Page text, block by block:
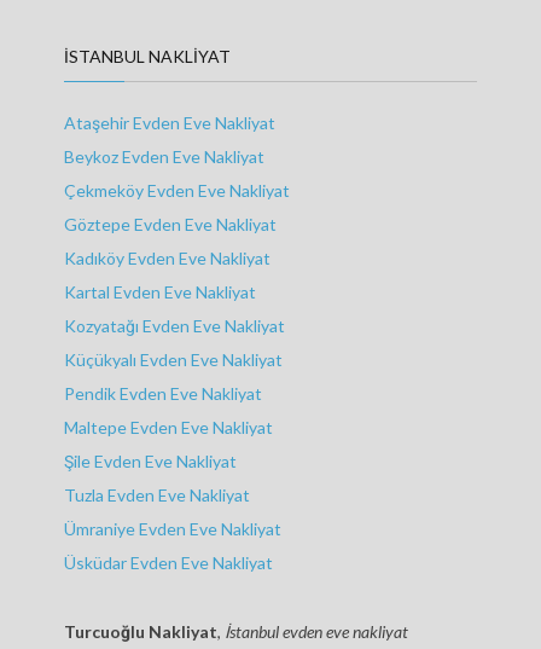
İSTANBUL NAKLIYAT
Ataşehir Evden Eve Nakliyat
Beykoz Evden Eve Nakliyat
Çekmeköy Evden Eve Nakliyat
Göztepe Evden Eve Nakliyat
Kadıköy Evden Eve Nakliyat
Kartal Evden Eve Nakliyat
Kozyatağı Evden Eve Nakliyat
Küçükyalı Evden Eve Nakliyat
Pendik Evden Eve Nakliyat
Maltepe Evden Eve Nakliyat
Şile Evden Eve Nakliyat
Tuzla Evden Eve Nakliyat
Ümraniye Evden Eve Nakliyat
Üsküdar Evden Eve Nakliyat
Turcuoğlu Nakliyat, İstanbul evden eve nakliyat